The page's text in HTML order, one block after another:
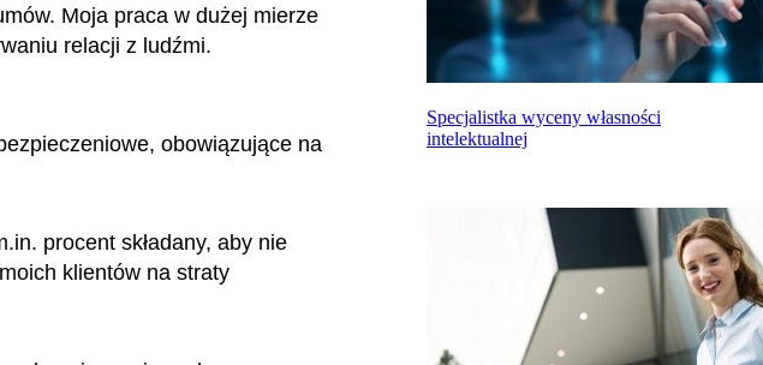
Moja praca w dużej mierze
relacji z ludźmi.
obowiązujące na
procent składany, aby nie
klientów na straty
Specjalistka wyceny własności
intelektualnej